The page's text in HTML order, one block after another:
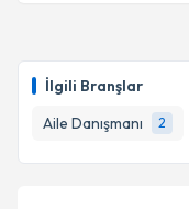
İlgili Branşlar
Aile Danışmanı
2